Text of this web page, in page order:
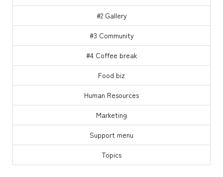
#2 Gallery
#3 Community
#4 Coffee break
Food biz
Human Resources
Marketing
Support menu
Topics